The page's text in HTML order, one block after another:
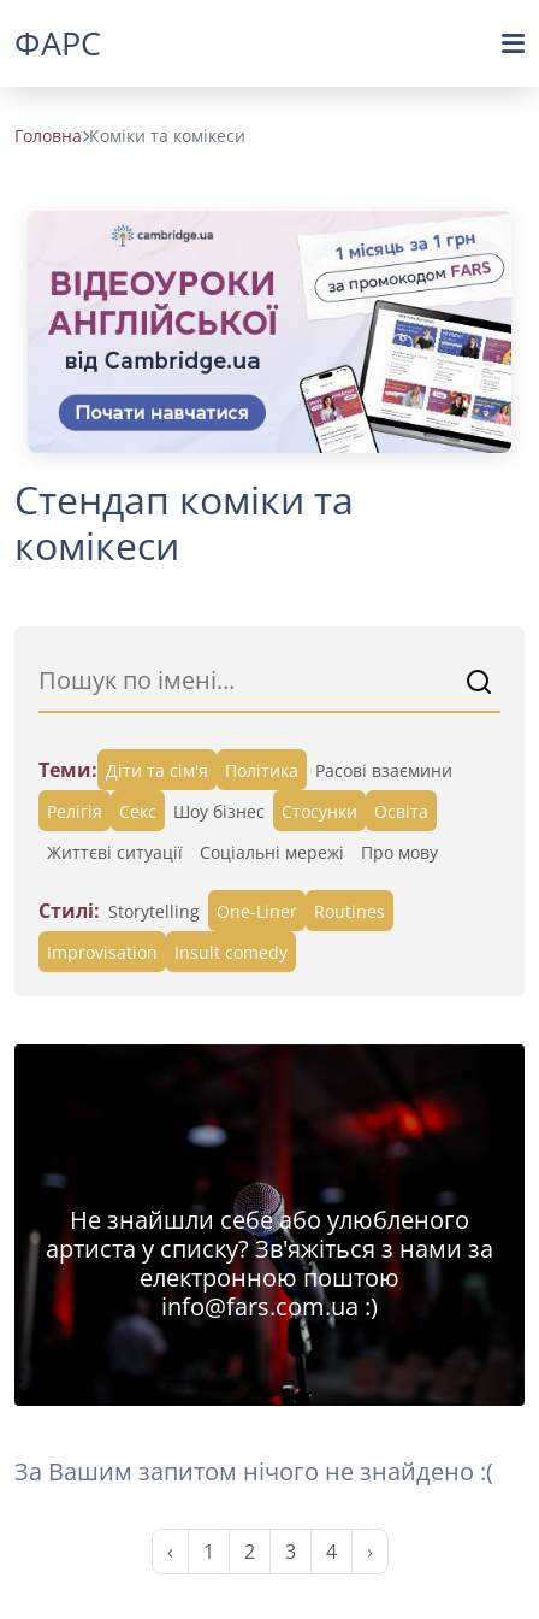
ФАРС
Головна Коміки та комікеси
Стендап коміки та
комікеси
Теми: Діти та сім'я Політика
Расові взаємини
Релігія
Секс Шоу бізнес Стосунки
Освіта
Життєві ситуації
Cоціальні мережі Про мову
Стилі: Storytelling One-Liner
Routines
Improvisation
Insult comedy
Не знайшли себе або улюбленого
артиста у списку? Зв'яжіться з нами за
електронною поштою
info@fars.com.ua :)
За Вашим запитом нічого не знайдено :(
‹ 1 2 3 4 ›